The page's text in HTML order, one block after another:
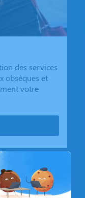
des services
obsèques et
votre